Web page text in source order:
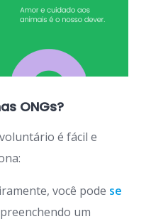
ONGs?
é fácil e
você pode se
um